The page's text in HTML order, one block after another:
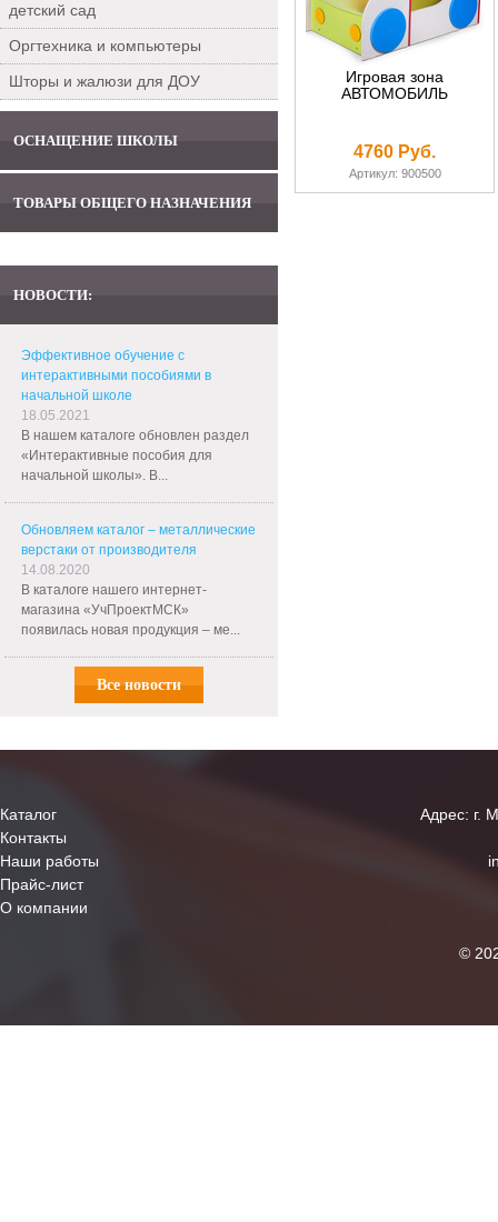
детский сад
Оргтехника и компьютеры
Шторы и жалюзи для ДОУ
ОСНАЩЕНИЕ ШКОЛЫ
ТОВАРЫ ОБЩЕГО НАЗНАЧЕНИЯ
НОВОСТИ:
Эффективное обучение с
интерактивными пособиями в
начальной школе
18.05.2021
В нашем каталоге обновлен раздел
«Интерактивные пособия для
начальной школы». В...
Обновляем каталог – металлические
верстаки от производителя
14.08.2020
В каталоге нашего интернет-
магазина «УчПроектМСК»
появилась новая продукция – ме...
Все новости
Игровая зона
АВТОМОБИЛЬ
4760 Руб.
Артикул: 900500
Каталог
Контакты
Наши работы
Прайс-лист
О компании
Адрес: г.
©